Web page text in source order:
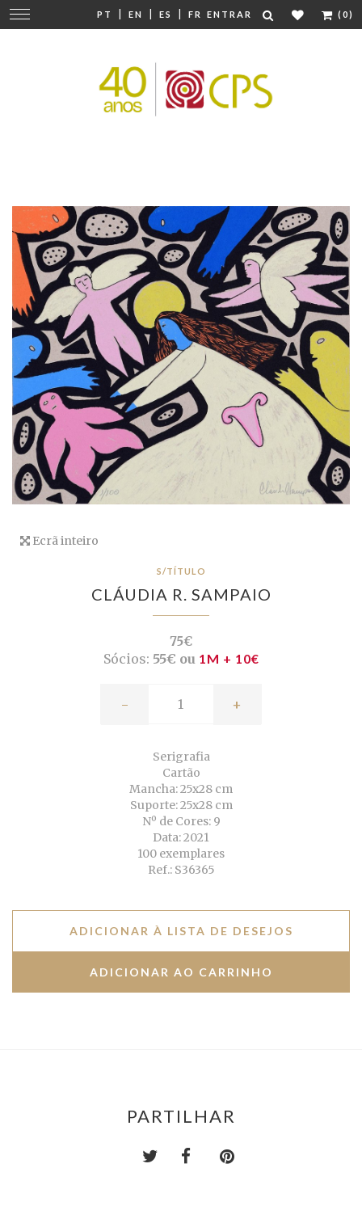
PT | EN | ES | FR ENTRAR (0)
Mudar
navegação
Ecrã inteiro
S/TÍTULO
CLÁUDIA R. SAMPAIO
75€
Sócios: 55€ ou 1M + 10€
- +
Serigrafia
Cartão
Mancha: 25x28 cm
Suporte: 25x28 cm
Nº de Cores: 9
Data: 2021
100 exemplares
Ref.: S36365
ADICIONAR À LISTA DE DESEJOS
PARTILHAR